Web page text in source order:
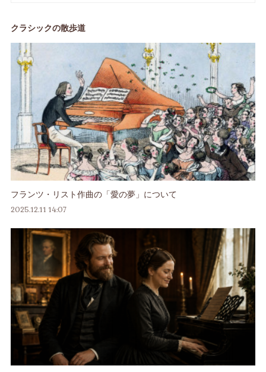
クラシックの散歩道
フランツ・リスト作曲の「愛の夢」について
2025.12.11 14:07